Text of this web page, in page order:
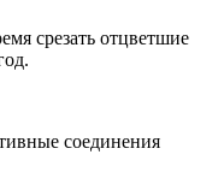
срезать отцветшие
соединения